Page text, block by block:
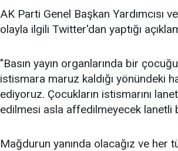
AK Parti Genel Başkan Yardımcısı
olayla ilgili Twitter'dan yaptığı
"Basın yayın organlarında bir
istismara maruz kaldığı yönündeki
ediyoruz. Çocukların istismarını
edilmesi asla affedilmeyecek lanetli
Mağdurun yanında olacağız ve